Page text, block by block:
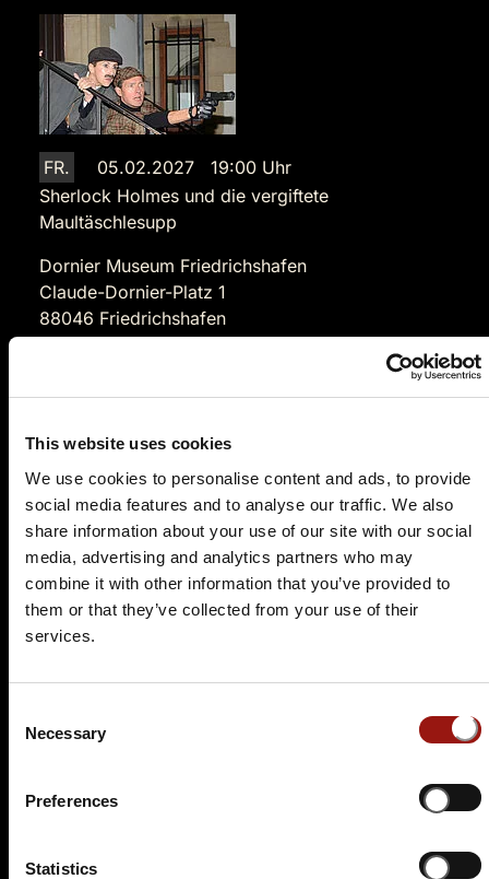
This website uses cookies
We use cookies to personalise content and ads, to provide
social media features and to analyse our traffic. We also
share information about your use of our site with our social
media, advertising and analytics partners who may
combine it with other information that you’ve provided to
them or that they’ve collected from your use of their
services.
Selection
Necessary
Preferences
Statistics
FR.
05.02.2027 19:00 Uhr
Sherlock Holmes und die vergiftete
Maultäschlesupp
Dornier Museum Friedrichshafen
Claude-Dornier-Platz 1
88046 Friedrichshafen
89,90 €
Tickets kaufen
Claude-Dornier-Platz 1